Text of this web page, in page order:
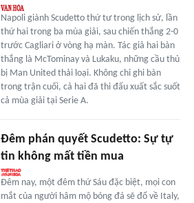
Napoli giành Scudetto thứ tư trong lịch sử, lần
thứ hai trong ba mùa giải, sau chiến thắng 2-0
trước Cagliari ở vòng hạ màn. Tác giả hai bàn
thắng là McTominay và Lukaku, những cầu thủ
bị Man United thải loại. Không chỉ ghi bàn
trong trận cuối, cả hai đã thi đấu xuất sắc suốt
cả mùa giải tại Serie A.
Đêm phán quyết Scudetto: Sự tự
tin không mất tiền mua
Đêm nay, một đêm thứ Sáu đặc biệt, mọi con
mắt của người hâm mộ bóng đá sẽ đổ về Italy,